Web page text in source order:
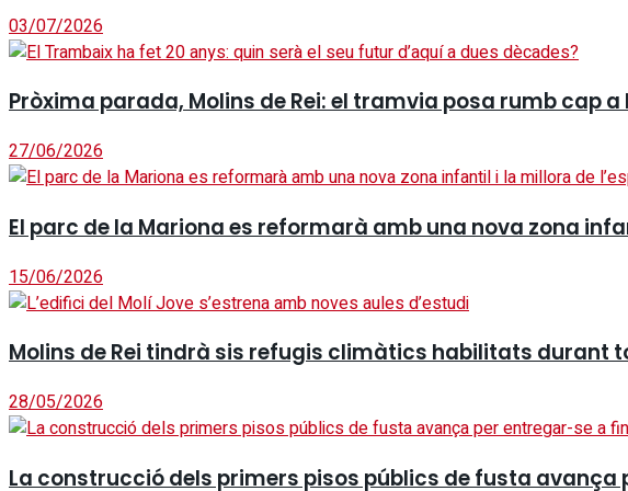
03/07/2026
Pròxima parada, Molins de Rei: el tramvia posa rumb cap
27/06/2026
El parc de la Mariona es reformarà amb una nova zona
15/06/2026
Molins de Rei tindrà sis refugis climàtics habilitats durant
28/05/2026
La construcció dels primers pisos públics de fusta avança